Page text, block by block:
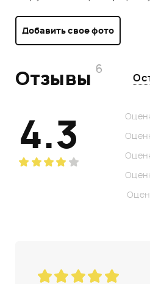
Добавить свое фото
Отзывы 6
4.3